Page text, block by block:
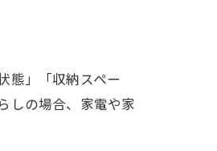
態」「収納スペー
しの場合、家電や家